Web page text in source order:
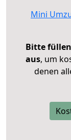
Mini
Bitte
aus, um
denen